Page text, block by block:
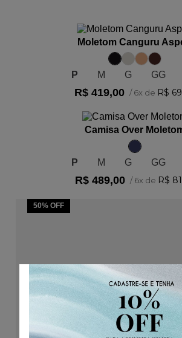
Moletom Canguru
P M G GG
R$ 419,00 /6x de R$ 69
ADICIONAR AO CARRINHO
Camisa Over
P M G GG
R$ 489,00 /6x de R$ 81
50% OFF